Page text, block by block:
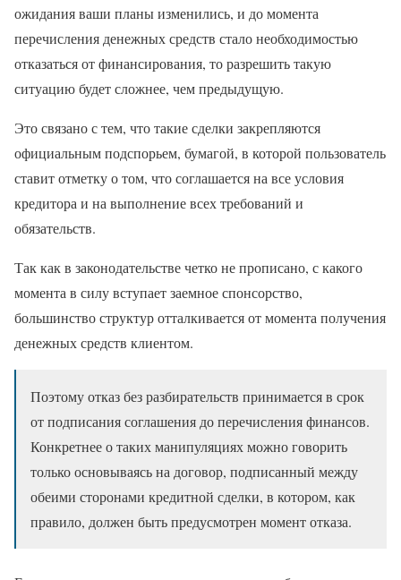
ожидания ваши планы изменились, и до момента
перечисления денежных средств стало необходимостью
отказаться от финансирования, то разрешить такую
ситуацию будет сложнее, чем предыдущую.
Это связано с тем, что такие сделки закрепляются
официальным подспорьем, бумагой, в которой пользователь
ставит отметку о том, что соглашается на все условия
кредитора и на выполнение всех требований и
обязательств.
Так как в законодательстве четко не прописано, с какого
момента в силу вступает заемное спонсорство,
большинство структур отталкивается от момента получения
денежных средств клиентом.
Поэтому отказ без разбирательств принимается в срок
от подписания соглашения до перечисления финансов.
Конкретнее о таких манипуляциях можно говорить
только основываясь на договор, подписанный между
обеими сторонами кредитной сделки, в котором, как
правило, должен быть предусмотрен момент отказа.